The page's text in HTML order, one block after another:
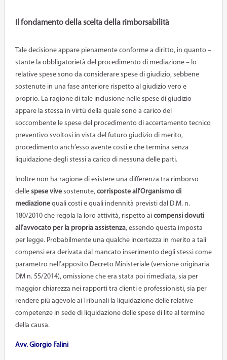
Il fondamento della scelta della rimborsabilità
Tale decisione appare pienamente conforme a diritto, in quanto –
stante la obbligatorietà del procedimento di mediazione – lo
relative spese sono da considerare spese di giudizio, sebbene
sostenute in una fase anteriore rispetto al giudizio vero e
proprio. La ragione di tale inclusione nelle spese di giudizio
appare la stessa in virtù della quale sono a carico del
soccombente le spese del procedimento di accertamento tecnico
preventivo svoltosi in vista del futuro giudizio di merito,
procedimento anch’esso avente costi e che termina senza
liquidazione degli stessi a carico di nessuna delle parti.
Inoltre non ha ragione di esistere una differenza tra rimborso
delle spese vivesostenute, corrisposte all’Organismo di
mediazionequali costi e quali indennità previsti dal D.M. n.
180/2010 che regola la loro attività, rispetto ai compensi dovuti
all’avvocato per la propria assistenza, essendo questa imposta
per legge. Probabilmente una qualche incertezza in merito a tali
compensi era derivata dal mancato inserimento degli stessi come
parametro nell’apposito Decreto Ministeriale (versione originaria
DM n. 55/2014), omissione che era stata poi rimediata, sia per
maggior chiarezza nei rapporti tra clienti e professionisti, sia per
rendere più agevole ai Tribunali la liquidazione delle relative
competenze in sede di liquidazione delle spese di lite al termine
della causa.
Avv. Giorgio Falini